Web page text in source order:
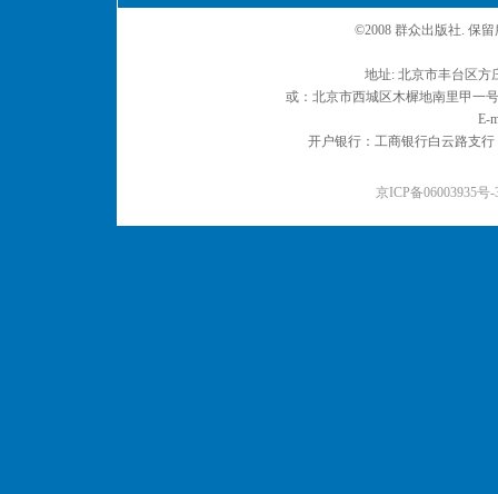
©2008 群众出版社. 保
地址: 北京市丰台区
或：北京市西城区木樨地南里甲一
E-
开户银行：工商银行白云路支
京ICP备06003935号-